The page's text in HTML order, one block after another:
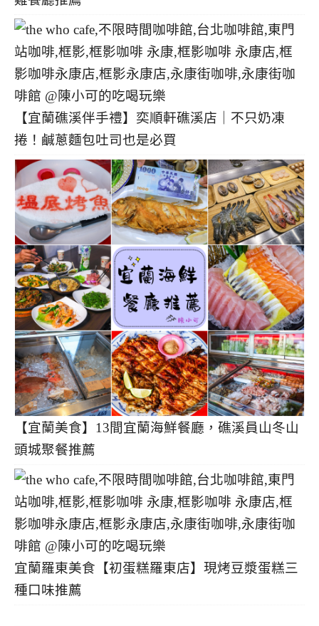
【宜蘭礁溪伴手禮】奕順軒礁溪店｜不只奶凍
捲！鹹蔥麵包吐司也是必買
【宜蘭美食】13間宜蘭海鮮餐廳，礁溪員山冬山
頭城聚餐推薦
宜蘭羅東美食【初蛋糕羅東店】現烤豆漿蛋糕三
種口味推薦